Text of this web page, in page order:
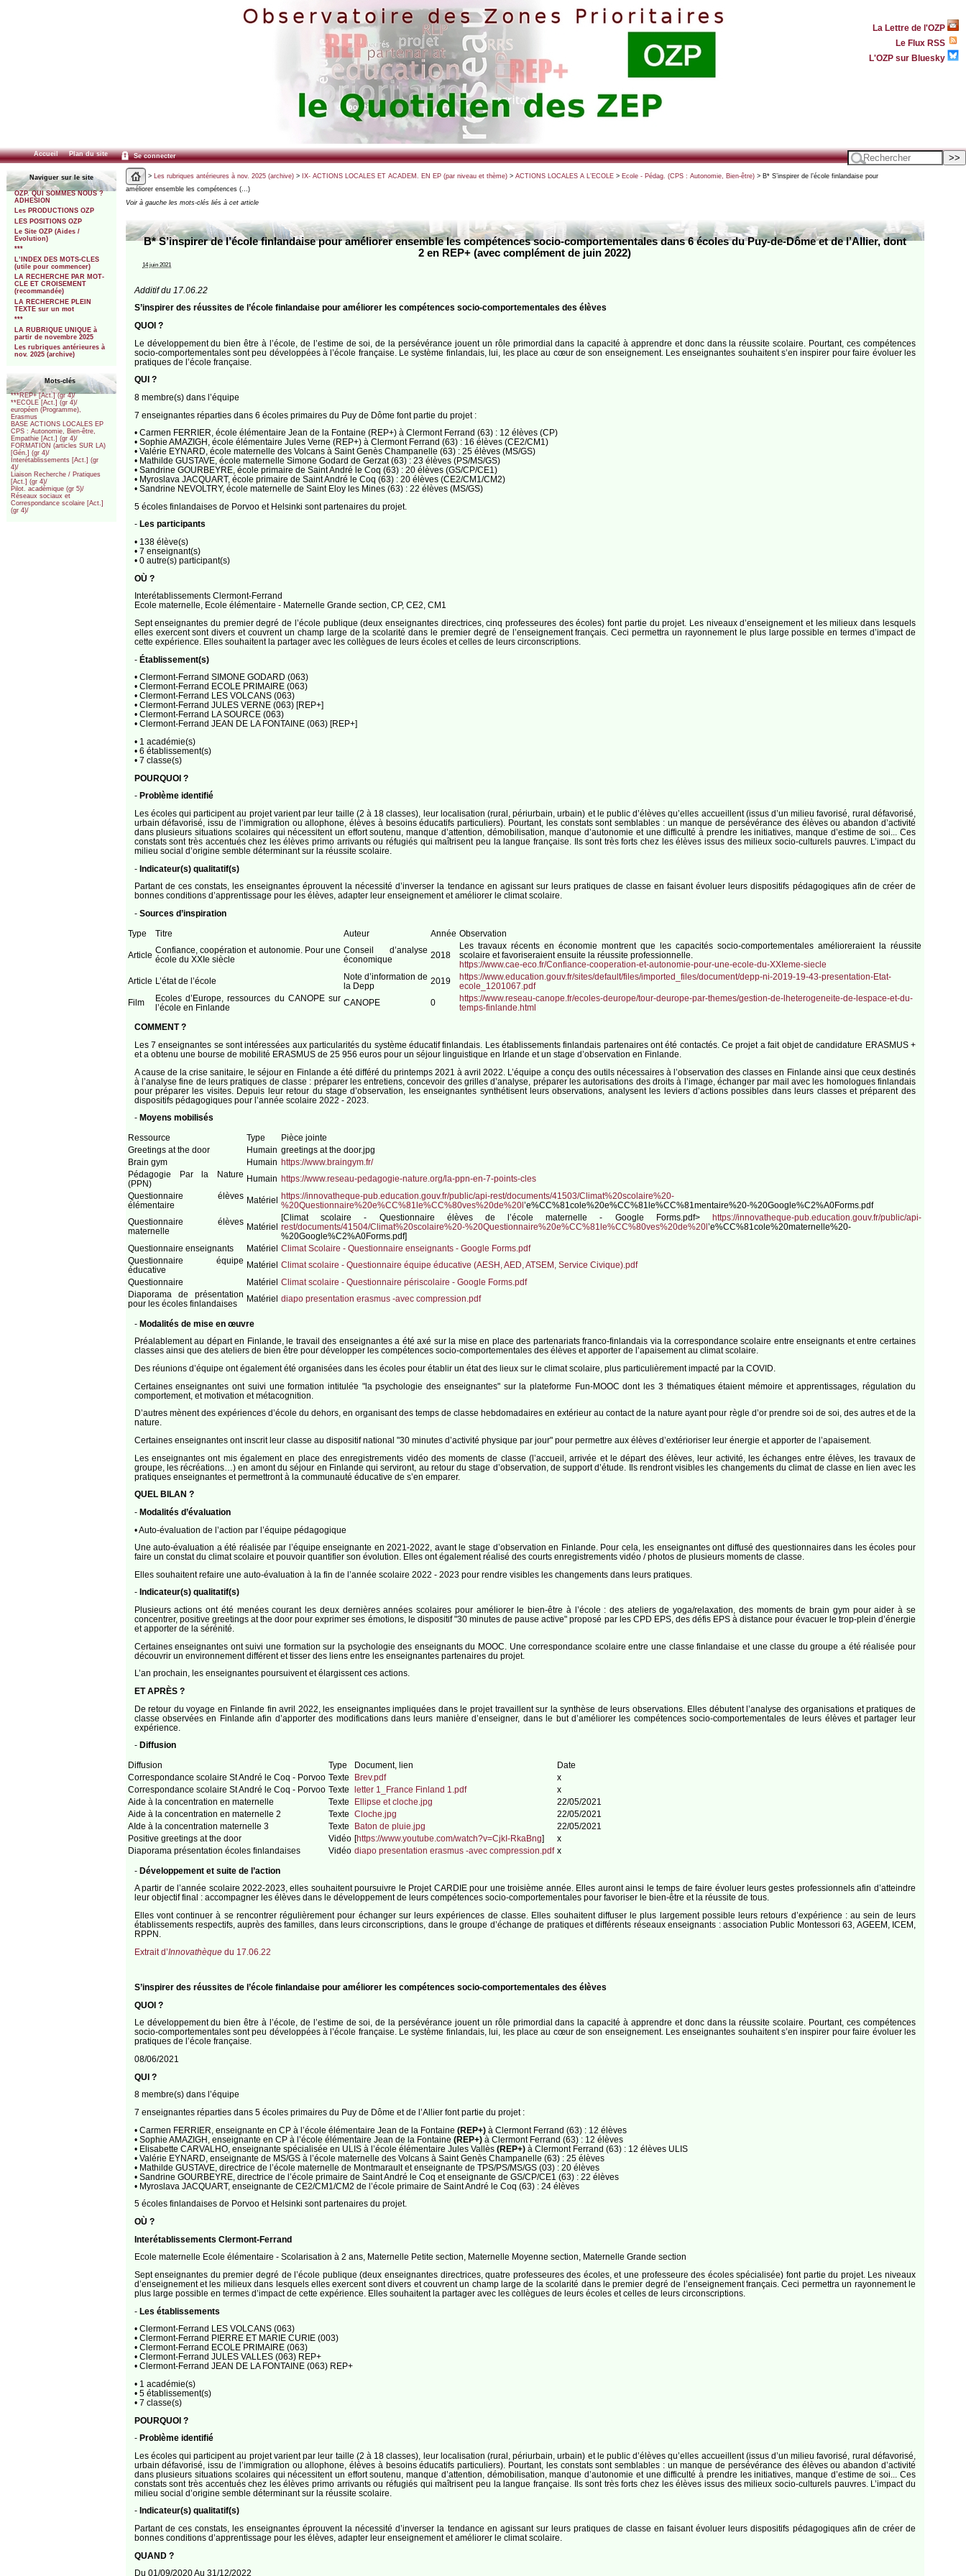
La Lettre de l'OZP
Le Flux RSS
L'OZP sur Bluesky
Accueil Plan du site Se connecter
Naviguer sur le site
OZP. QUI SOMMES NOUS ?
ADHESION
Les PRODUCTIONS OZP
LES POSITIONS OZP
Le Site OZP (Aides /
Evolution)
***
L’INDEX DES MOTS-CLES
(utile pour commencer)
LA RECHERCHE PAR MOT-
CLE ET CROISEMENT
(recommandée)
LA RECHERCHE PLEIN
TEXTE sur un mot
***
LA RUBRIQUE UNIQUE à
partir de novembre 2025
Les rubriques antérieures à
nov. 2025 (archive)
Mots-clés
***REP+ [Act.] (gr 4)/
**ECOLE [Act.] (gr 4)/
européen (Programme),
Erasmus
BASE ACTIONS LOCALES EP
CPS : Autonomie, Bien-être,
Empathie [Act.] (gr 4)/
FORMATION (articles SUR LA)
[Gén.] (gr 4)/
Interétablissements [Act.] (gr
4)/
Liaison Recherche / Pratiques
[Act.] (gr 4)/
Pilot. académique (gr 5)/
Réseaux sociaux et
Correspondance scolaire [Act.]
(gr 4)/
> Les rubriques antérieures à nov. 2025 (archive)> IX- ACTIONS LOCALES ET ACADEM. EN EP (par niveau et thème)> ACTIONS LOCALES A L’ECOLE> Ecole - Pédag. (CPS : Autonomie, Bien-être)> B* S’inspirer de l’école finlandaise pour
améliorer ensemble les compétences (…)
Voir à gauche les mots-clés liés à cet article
B* S’inspirer de l’école finlandaise pour améliorer ensemble les compétences socio-comportementales dans 6 écoles du Puy-de-Dôme et de l’Allier, dont
2 en REP+ (avec complément de juin 2022)
14 juin 2021
Additif du 17.06.22
S’inspirer des réussites de l’école finlandaise pour améliorer les compétences socio-comportementales des élèves
QUOI ?
Le développement du bien être à l’école, de l’estime de soi, de la persévérance jouent un rôle primordial dans la capacité à apprendre et donc dans la réussite scolaire. Pourtant, ces compétences
socio-comportementales sont peu développées à l’école française. Le système finlandais, lui, les place au cœur de son enseignement. Les enseignantes souhaitent s’en inspirer pour faire évoluer les
pratiques de l’école française.
QUI ?
8 membre(s) dans l’équipe
7 enseignantes réparties dans 6 écoles primaires du Puy de Dôme font partie du projet :
• Carmen FERRIER, école élémentaire Jean de la Fontaine (REP+) à Clermont Ferrand (63) : 12 élèves (CP)
• Sophie AMAZIGH, école élémentaire Jules Verne (REP+) à Clermont Ferrand (63) : 16 élèves (CE2/CM1)
• Valérie EYNARD, école maternelle des Volcans à Saint Genès Champanelle (63) : 25 élèves (MS/GS)
• Mathilde GUSTAVE, école maternelle Simone Godard de Gerzat (63) : 23 élèves (PS/MS/GS)
• Sandrine GOURBEYRE, école primaire de Saint André le Coq (63) : 20 élèves (GS/CP/CE1)
• Myroslava JACQUART, école primaire de Saint André le Coq (63) : 20 élèves (CE2/CM1/CM2)
• Sandrine NEVOLTRY, école maternelle de Saint Eloy les Mines (63) : 22 élèves (MS/GS)
5 écoles finlandaises de Porvoo et Helsinki sont partenaires du projet.
- Les participants
• 138 élève(s)
• 7 enseignant(s)
• 0 autre(s) participant(s)
OÙ ?
Interétablissements Clermont-Ferrand
Ecole maternelle, Ecole élémentaire - Maternelle Grande section, CP, CE2, CM1
Sept enseignantes du premier degré de l’école publique (deux enseignantes directrices, cinq professeures des écoles) font partie du projet. Les niveaux d’enseignement et les milieux dans lesquels
elles exercent sont divers et couvrent un champ large de la scolarité dans le premier degré de l’enseignement français. Ceci permettra un rayonnement le plus large possible en termes d’impact de
cette expérience. Elles souhaitent la partager avec les collègues de leurs écoles et celles de leurs circonscriptions.
- Établissement(s)
• Clermont-Ferrand SIMONE GODARD (063)
• Clermont-Ferrand ECOLE PRIMAIRE (063)
• Clermont-Ferrand LES VOLCANS (063)
• Clermont-Ferrand JULES VERNE (063) [REP+]
• Clermont-Ferrand LA SOURCE (063)
• Clermont-Ferrand JEAN DE LA FONTAINE (063) [REP+]
• 1 académie(s)
• 6 établissement(s)
• 7 classe(s)
POURQUOI ?
- Problème identifié
Les écoles qui participent au projet varient par leur taille (2 à 18 classes), leur localisation (rural, périurbain, urbain) et le public d’élèves qu’elles accueillent (issus d’un milieu favorisé, rural défavorisé,
urbain défavorisé, issu de l’immigration ou allophone, élèves à besoins éducatifs particuliers). Pourtant, les constats sont semblables : un manque de persévérance des élèves ou abandon d’activité
dans plusieurs situations scolaires qui nécessitent un effort soutenu, manque d’attention, démobilisation, manque d’autonomie et une difficulté à prendre les initiatives, manque d’estime de soi... Ces
constats sont très accentués chez les élèves primo arrivants ou réfugiés qui maîtrisent peu la langue française. Ils sont très forts chez les élèves issus des milieux socio-culturels pauvres. L’impact du
milieu social d’origine semble déterminant sur la réussite scolaire.
- Indicateur(s) qualitatif(s)
Partant de ces constats, les enseignantes éprouvent la nécessité d’inverser la tendance en agissant sur leurs pratiques de classe en faisant évoluer leurs dispositifs pédagogiques afin de créer de
bonnes conditions d’apprentissage pour les élèves, adapter leur enseignement et améliorer le climat scolaire.
- Sources d’inspiration
Type Titre Auteur Année Observation
Article
Confiance, coopération et autonomie. Pour une
école du XXIe siècle
Conseil d’analyse
économique
2018
Les travaux récents en économie montrent que les capacités socio-comportementales amélioreraient la réussite
scolaire et favoriseraient ensuite la réussite professionnelle.
https://www.cae-eco.fr/Confiance-cooperation-et-autonomie-pour-une-ecole-du-XXIeme-siecle
Article L’état de l’école
Note d’information de
la Depp
2019
https://www.education.gouv.fr/sites/default/files/imported_files/document/depp-ni-2019-19-43-presentation-Etat-
ecole_1201067.pdf
Film
Ecoles d’Europe, ressources du CANOPE sur
l’école en Finlande
CANOPE 0
https://www.reseau-canope.fr/ecoles-deurope/tour-deurope-par-themes/gestion-de-lheterogeneite-de-lespace-et-du-
temps-finlande.html
COMMENT ?
Les 7 enseignantes se sont intéressées aux particularités du système éducatif finlandais. Les établissements finlandais partenaires ont été contactés. Ce projet a fait objet de candidature ERASMUS +
et a obtenu une bourse de mobilité ERASMUS de 25 956 euros pour un séjour linguistique en Irlande et un stage d’observation en Finlande.
A cause de la crise sanitaire, le séjour en Finlande a été différé du printemps 2021 à avril 2022. L’équipe a conçu des outils nécessaires à l’observation des classes en Finlande ainsi que ceux destinés
à l’analyse fine de leurs pratiques de classe : préparer les entretiens, concevoir des grilles d’analyse, préparer les autorisations des droits à l’image, échanger par mail avec les homologues finlandais
pour préparer les visites. Depuis leur retour du stage d’observation, les enseignantes synthétisent leurs observations, analysent les leviers d’actions possibles dans leurs classes et préparent des
dispositifs pédagogiques pour l’année scolaire 2022 - 2023.
- Moyens mobilisés
Ressource Type
Pièce jointe
Greetings at the door
Humain greetings at the door.jpg
Brain gym
Humain https://www.braingym.fr/
Pédagogie Par la Nature
(PPN)
Humain https://www.reseau-pedagogie-nature.org/la-ppn-en-7-points-cles
Questionnaire élèves
élémentaire
Matériel https://innovatheque-pub.education.gouv.fr/public/api-rest/documents/41503/Climat%20scolaire%20-
%20Questionnaire%20e%CC%81le%CC%80ves%20de%20l’e%CC%81cole%20e%CC%81le%CC%81mentaire%20-%20Google%C2%A0Forms.pdf
Questionnaire élèves
maternelle
Matériel
[Climat scolaire - Questionnaire élèves de l’école maternelle - Google Forms.pdf> https://innovatheque-pub.education.gouv.fr/public/api-
rest/documents/41504/Climat%20scolaire%20-%20Questionnaire%20e%CC%81le%CC%80ves%20de%20l’e%CC%81cole%20maternelle%20-
%20Google%C2%A0Forms.pdf]
Questionnaire enseignants
Matériel Climat Scolaire - Questionnaire enseignants - Google Forms.pdf
Questionnaire équipe
éducative
Matériel Climat scolaire - Questionnaire équipe éducative (AESH, AED, ATSEM, Service Civique).pdf
Questionnaire
Matériel Climat scolaire - Questionnaire périscolaire - Google Forms.pdf
Diaporama de présentation
pour les écoles finlandaises
Matériel diapo presentation erasmus -avec compression.pdf
- Modalités de mise en œuvre
Préalablement au départ en Finlande, le travail des enseignantes a été axé sur la mise en place des partenariats franco-finlandais via la correspondance scolaire entre enseignants et entre certaines
classes ainsi que des ateliers de bien être pour développer les compétences socio-comportementales des élèves et apporter de l’apaisement au climat scolaire.
Des réunions d’équipe ont également été organisées dans les écoles pour établir un état des lieux sur le climat scolaire, plus particulièrement impacté par la COVID.
Certaines enseignantes ont suivi une formation intitulée "la psychologie des enseignantes" sur la plateforme Fun-MOOC dont les 3 thématiques étaient mémoire et apprentissages, régulation du
comportement, et motivation et métacognition.
D’autres mènent des expériences d’école du dehors, en organisant des temps de classe hebdomadaires en extérieur au contact de la nature ayant pour règle d’or prendre soi de soi, des autres et de la
nature.
Certaines enseignantes ont inscrit leur classe au dispositif national "30 minutes d’activité physique par jour" pour permettre aux élèves d’extérioriser leur énergie et apporter de l’apaisement.
Les enseignantes ont mis également en place des enregistrements vidéo des moments de classe (l’accueil, arrivée et le départ des élèves, leur activité, les échanges entre élèves, les travaux de
groupe, les récréations…) en amont du séjour en Finlande qui serviront, au retour du stage d’observation, de support d’étude. Ils rendront visibles les changements du climat de classe en lien avec les
pratiques enseignantes et permettront à la communauté éducative de s’en emparer.
QUEL BILAN ?
- Modalités d’évaluation
• Auto-évaluation de l’action par l’équipe pédagogique
Une auto-évaluation a été réalisée par l’équipe enseignante en 2021-2022, avant le stage d’observation en Finlande. Pour cela, les enseignantes ont diffusé des questionnaires dans les écoles pour
faire un constat du climat scolaire et pouvoir quantifier son évolution. Elles ont également réalisé des courts enregistrements vidéo / photos de plusieurs moments de classe.
Elles souhaitent refaire une auto-évaluation à la fin de l’année scolaire 2022 - 2023 pour rendre visibles les changements dans leurs pratiques.
- Indicateur(s) qualitatif(s)
Plusieurs actions ont été menées courant les deux dernières années scolaires pour améliorer le bien-être à l’école : des ateliers de yoga/relaxation, des moments de brain gym pour aider à se
concentrer, positive greetings at the door pour exprimer ses émotions, le dispositif "30 minutes de pause active" proposé par les CPD EPS, des défis EPS à distance pour évacuer le trop-plein d’énergie
et apporter de la sérénité.
Certaines enseignantes ont suivi une formation sur la psychologie des enseignants du MOOC. Une correspondance scolaire entre une classe finlandaise et une classe du groupe a été réalisée pour
découvrir un environnement différent et tisser des liens entre les enseignantes partenaires du projet.
L’an prochain, les enseignantes poursuivent et élargissent ces actions.
ET APRÈS ?
De retour du voyage en Finlande fin avril 2022, les enseignantes impliquées dans le projet travaillent sur la synthèse de leurs observations. Elles débutent l’analyse des organisations et pratiques de
classe observées en Finlande afin d’apporter des modifications dans leurs manière d’enseigner, dans le but d’améliorer les compétences socio-comportementales de leurs élèves et partager leur
expérience.
- Diffusion
Diffusion Type Document, lien
Date
Correspondance scolaire St André le Coq - Porvoo Texte Brev.pdf
x
Correspondance scolaire St André le Coq - Porvoo Texte letter 1_France Finland 1.pdf
x
Aide à la concentration en maternelle
Texte Ellipse et cloche.jpg
22/05/2021
Aide à la concentration en maternelle 2
Texte Cloche.jpg
22/05/2021
AIde à la concentration maternelle 3
Texte Baton de pluie.jpg
22/05/2021
Positive greetings at the door
Vidéo [https://www.youtube.com/watch?v=CjkI-RkaBng]
x
Diaporama présentation écoles finlandaises
Vidéo diapo presentation erasmus -avec compression.pdf x
- Développement et suite de l’action
A partir de l’année scolaire 2022-2023, elles souhaitent poursuivre le Projet CARDIE pour une troisième année. Elles auront ainsi le temps de faire évoluer leurs gestes professionnels afin d’atteindre
leur objectif final : accompagner les élèves dans le développement de leurs compétences socio-comportementales pour favoriser le bien-être et la réussite de tous.
Elles vont continuer à se rencontrer régulièrement pour échanger sur leurs expériences de classe. Elles souhaitent diffuser le plus largement possible leurs retours d’expérience : au sein de leurs
établissements respectifs, auprès des familles, dans leurs circonscriptions, dans le groupe d’échange de pratiques et différents réseaux enseignants : association Public Montessori 63, AGEEM, ICEM,
RPPN.
Extrait d’Innovathèquedu 17.06.22
S’inspirer des réussites de l’école finlandaise pour améliorer les compétences socio-comportementales des élèves
QUOI ?
Le développement du bien être à l’école, de l’estime de soi, de la persévérance jouent un rôle primordial dans la capacité à apprendre et donc dans la réussite scolaire. Pourtant, ces compétences
socio-comportementales sont peu développées à l’école française. Le système finlandais, lui, les place au cœur de son enseignement. Les enseignantes souhaitent s’en inspirer pour faire évoluer les
pratiques de l’école française.
08/06/2021
QUI ?
8 membre(s) dans l’équipe
7 enseignantes réparties dans 5 écoles primaires du Puy de Dôme et de l’Allier font partie du projet :
• Carmen FERRIER, enseignante en CP à l’école élémentaire Jean de la Fontaine (REP+) à Clermont Ferrand (63) : 12 élèves
• Sophie AMAZIGH, enseignante en CP à l’école élémentaire Jean de la Fontaine (REP+)à Clermont Ferrand (63) : 12 élèves
• Elisabette CARVALHO, enseignante spécialisée en ULIS à l’école élémentaire Jules Vallès(REP+)à Clermont Ferrand (63) : 12 élèves ULIS
• Valérie EYNARD, enseignante de MS/GS à l’école maternelle des Volcans à Saint Genès Champanelle (63) : 25 élèves
• Mathilde GUSTAVE, directrice de l’école maternelle de Montmarault et enseignante de TPS/PS/MS/GS (03) : 20 élèves
• Sandrine GOURBEYRE, directrice de l’école primaire de Saint André le Coq et enseignante de GS/CP/CE1 (63) : 22 élèves
• Myroslava JACQUART, enseignante de CE2/CM1/CM2 de l’école primaire de Saint André le Coq (63) : 24 élèves
5 écoles finlandaises de Porvoo et Helsinki sont partenaires du projet.
OÙ ?
Interétablissements Clermont-Ferrand
Ecole maternelle Ecole élémentaire - Scolarisation à 2 ans, Maternelle Petite section, Maternelle Moyenne section, Maternelle Grande section
Sept enseignantes du premier degré de l’école publique (deux enseignantes directrices, quatre professeures des écoles, et une professeure des écoles spécialisée) font partie du projet. Les niveaux
d’enseignement et les milieux dans lesquels elles exercent sont divers et couvrent un champ large de la scolarité dans le premier degré de l’enseignement français. Ceci permettra un rayonnement le
plus large possible en termes d’impact de cette expérience. Elles souhaitent la partager avec les collègues de leurs écoles et celles de leurs circonscriptions.
- Les établissements
• Clermont-Ferrand LES VOLCANS (063)
• Clermont-Ferrand PIERRE ET MARIE CURIE (003)
• Clermont-Ferrand ECOLE PRIMAIRE (063)
• Clermont-Ferrand JULES VALLES (063) REP+
• Clermont-Ferrand JEAN DE LA FONTAINE (063) REP+
• 1 académie(s)
• 5 établissement(s)
• 7 classe(s)
POURQUOI ?
- Problème identifié
Les écoles qui participent au projet varient par leur taille (2 à 18 classes), leur localisation (rural, périurbain, urbain) et le public d’élèves qu’elles accueillent (issus d’un milieu favorisé, rural défavorisé,
urbain défavorisé, issu de l’immigration ou allophone, élèves à besoins éducatifs particuliers). Pourtant, les constats sont semblables : un manque de persévérance des élèves ou abandon d’activité
dans plusieurs situations scolaires qui nécessitent un effort soutenu, manque d’attention, démobilisation, manque d’autonomie et une difficulté à prendre les initiatives, manque d’estime de soi... Ces
constats sont très accentués chez les élèves primo arrivants ou réfugiés qui maîtrisent peu la langue française. Ils sont très forts chez les élèves issus des milieux socio-culturels pauvres. L’impact du
milieu social d’origine semble déterminant sur la réussite scolaire.
- Indicateur(s) qualitatif(s)
Partant de ces constats, les enseignantes éprouvent la nécessité d’inverser la tendance en agissant sur leurs pratiques de classe en faisant évoluer leurs dispositifs pédagogiques afin de créer de
bonnes conditions d’apprentissage pour les élèves, adapter leur enseignement et améliorer le climat scolaire.
QUAND ?
Du 01/09/2020 Au 31/12/2022